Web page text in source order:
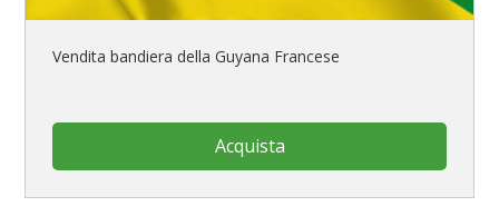
Vendita bandiera della Guyana Francese
Acquista